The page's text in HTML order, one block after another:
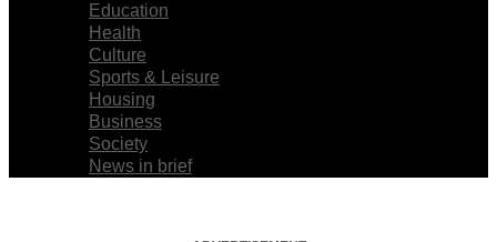
Education
Health
Culture
Sports & Leisure
Housing
Business
Society
News in brief